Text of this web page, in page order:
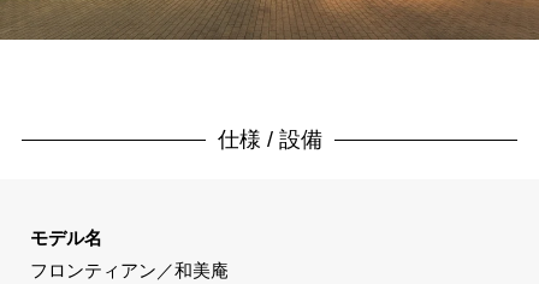
仕様 / 設備
モデル名
フロンティアン／和美庵